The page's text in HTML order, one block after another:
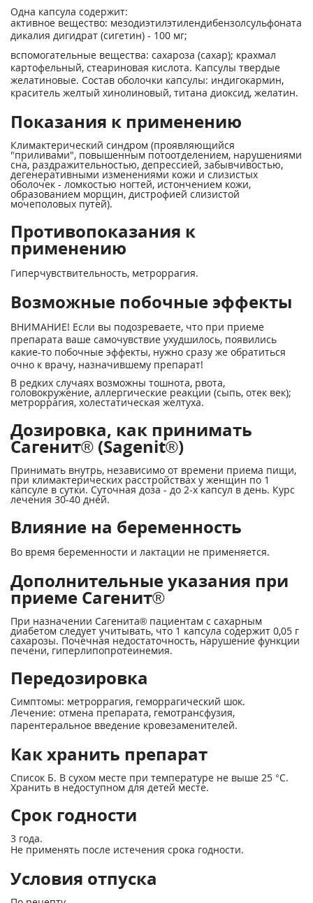
Одна капсула содержит:
активное вещество: мезодиэтилэтилендибензолсульфоната
дикалия дигидрат (сигетин) - 100 мг;
вспомогательные вещества: сахароза (сахар); крахмал
картофельный, стеариновая кислота. Капсулы твердые
желатиновые. Состав оболочки капсулы: индигокармин,
краситель желтый хинолиновый, титана диоксид, желатин.
Показания к применению
Климактерический синдром (проявляющийся
"приливами", повышенным потоотделением, нарушениями
сна, раздражительностью, депрессией, забывчивостью,
дегенеративными изменениями кожи и слизистых
оболочек - ломкостью ногтей, истончением кожи,
образованием морщин, дистрофией слизистой
мочеполовых путей).
Противопоказания к
применению
Гиперчувствительность, метроррагия.
Возможные побочные эффекты
ВНИМАНИЕ! Если вы подозреваете, что при приеме
препарата ваше самочувствие ухудшилось, появились
какие-то побочные эффекты, нужно сразу же обратиться
очно к врачу, назначившему препарат!
В редких случаях возможны тошнота, рвота,
головокружение, аллергические реакции (сыпь, отек век);
метроррагия, холестатическая желтуха.
Дозировка, как принимать
Сагенит® (Sagenit®)
Принимать внутрь, независимо от времени приема пищи,
при климактерических расстройствах у женщин по 1
капсуле в сутки. Суточная доза - до 2-х капсул в день. Курс
лечения 30-40 дней.
Влияние на беременность
Во время беременности и лактации не применяется.
Дополнительные указания при
приеме Сагенит®
При назначении Сагенита® пациентам с сахарным
диабетом следует учитывать, что 1 капсула содержит 0,05 г
сахарозы. Почечная недостаточность, нарушение функции
печени, гиперлипопротеинемия.
Передозировка
Симптомы: метроррагия, геморрагический шок.
Лечение: отмена препарата, гемотрансфузия,
парентеральное введение кровезаменителей.
Как хранить препарат
Список Б. В сухом месте при температуре не выше 25 °С.
Хранить в недоступном для детей месте.
Срок годности
3 года.
Не применять после истечения срока годности.
Условия отпуска